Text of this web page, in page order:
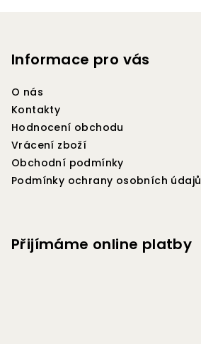
Informace pro vás
O nás
Kontakty
Hodnocení obchodu
Vrácení zboží
Obchodní podmínky
Podmínky ochrany osobních údajů
Přijímáme online platby